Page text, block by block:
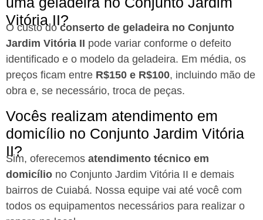
Vitória II?
O custo doconserto de geladeira no Conjunto
Jardim Vitória II pode variar conforme o defeito
identificado e o modelo da geladeira. Em média, os
preços ficam entre R$150 e R$100, incluindo mão de
obra e, se necessário, troca de peças.
Vocês realizam atendimento em
domicílio no Conjunto Jardim Vitória
II?
Sim, oferecemos atendimento técnico em
domicílio no Conjunto Jardim Vitória II e demais
bairros de Cuiabá. Nossa equipe vai até você com
todos os equipamentos necessários para realizar o